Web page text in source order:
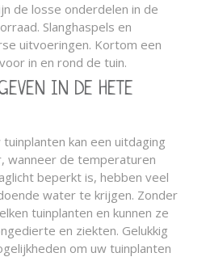
de losse onderdelen in de
Slanghaspels en
uitvoeringen. Kortom een
in en rond de tuin.
kan een uitdaging
wanneer de temperaturen
beperkt is, hebben veel
water te krijgen. Zonder
tuinplanten en kunnen ze
en ziekten. Gelukkig
om uw tuinplanten